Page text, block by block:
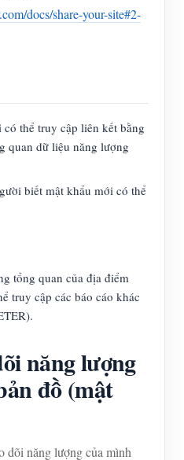
docs/share-your-site#2-
thể truy cập liên kết bằng
quan dữ liệu năng lượng
biết mật khẩu mới có thể
tổng quan của địa điểm
truy cập các báo cáo khác
năng lượng
đồ (mật
dõi năng lượng của mình